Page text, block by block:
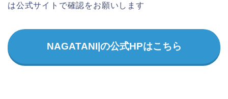
は公式サイトで確認をお願いします
NAGATANI|の公式HPはこちら